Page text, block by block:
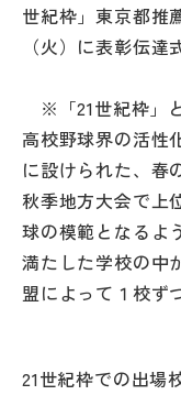
NettyLandかわら
お問い合わせ
個人情報保護方針
サイトマップ
世紀枠」東京都推
（火）に表彰伝達
※「21世紀枠」
高校野球界の活性
に設けられた、春
秋季地方大会で上
球の模範となるよ
満たした学校の中
盟によって１校ず
21世紀枠での出場